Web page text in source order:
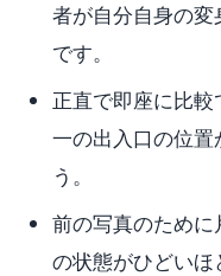
者が自分自身の
です。
正直で即座に比
一の出入口の位置
う。
前の写真のため
の状態がひどい